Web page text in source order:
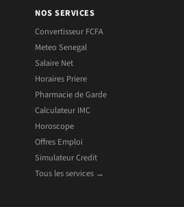
NOS SERVICES
Convertisseur FCFA
Meteo Senegal
Salaire Net
Horaires Priere
Pharmacie de Garde
Calculateur IMC
Horoscope
Offres Emploi
Simulateur Credit
Tous les services →